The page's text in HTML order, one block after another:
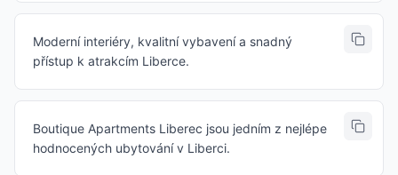
Moderní interiéry, kvalitní vybavení a snadný
přístup k atrakcím Liberce.
Boutique Apartments Liberec jsou jedním z nejlépe
hodnocených ubytování v Liberci.